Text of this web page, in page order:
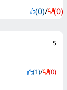
(0)/ (0)
5
(1)/ (0)